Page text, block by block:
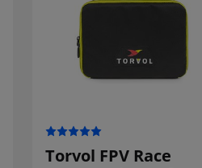
Torvol FPV Race